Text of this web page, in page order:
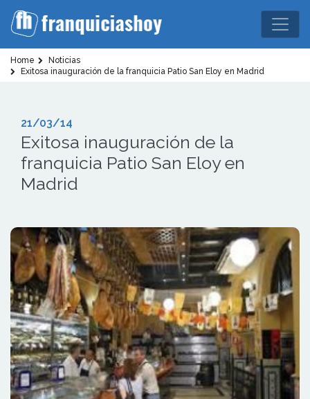
Home
Noticias
Exitosa inauguración de la franquicia Patio San Eloy en Madrid
21/03/14
Exitosa inauguración de la
franquicia Patio San Eloy en
Madrid